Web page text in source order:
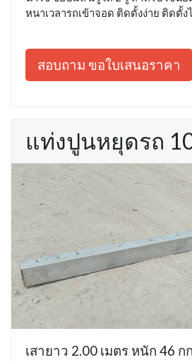
หนาเวลารถเข้าจอด ติดตั้งง่าย ติดตั้ง
สอบถาม ขอใบเสนอราคา
แท่งปูนหยุดรถ
เสายาว 2.00 เมตร หนัก 46 กก